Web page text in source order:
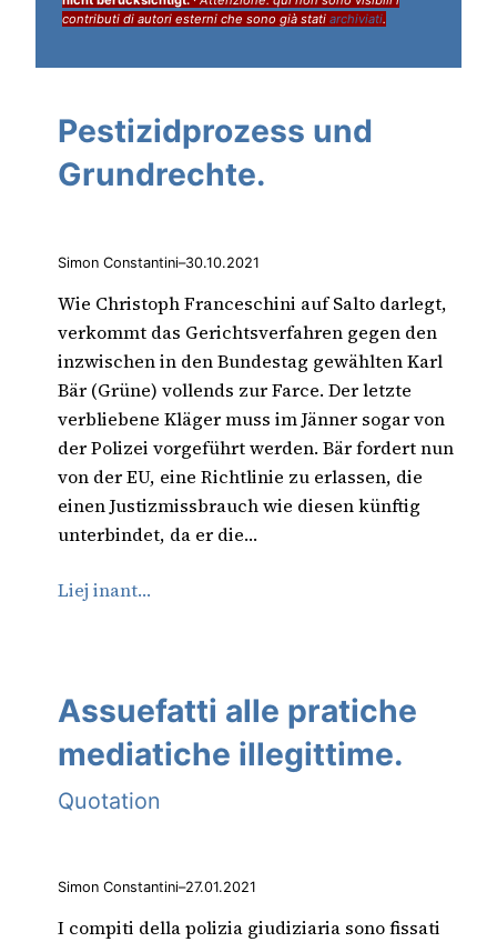
contributi di autori esterni che sono già stati archiviati.
Pestizidprozess und
Grundrechte.
Simon Constantini–30.10.2021
Wie Christoph Franceschini auf Salto darlegt,
verkommt das Gerichtsverfahren gegen den
inzwischen in den Bundestag gewählten Karl
Bär (Grüne) vollends zur Farce. Der letzte
verbliebene Kläger muss im Jänner sogar von
der Polizei vorgeführt werden. Bär fordert nun
von der EU, eine Richtlinie zu erlassen, die
einen Justizmissbrauch wie diesen künftig
unterbindet, da er die…
Liej inant…
Assuefatti alle pratiche
mediatiche illegittime.
Quotation
Simon Constantini–27.01.2021
I compiti della polizia giudiziaria sono fissati